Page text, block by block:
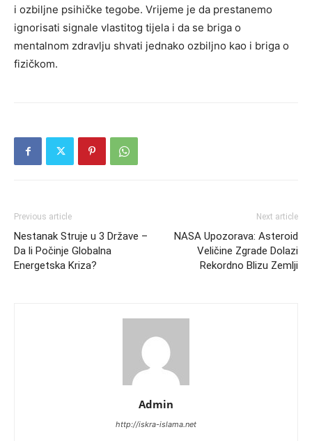
i ozbiljne psihičke tegobe. Vrijeme je da prestanemo
ignorisati signale vlastitog tijela i da se briga o
mentalnom zdravlju shvati jednako ozbiljno kao i briga o
fizičkom.
Previous article
Nestanak Struje u 3 Države –
Da li Počinje Globalna
Energetska Kriza?
Next article
NASA Upozorava: Asteroid
Veličine Zgrade Dolazi
Rekordno Blizu Zemlji
Admin
http://iskra-islama.net